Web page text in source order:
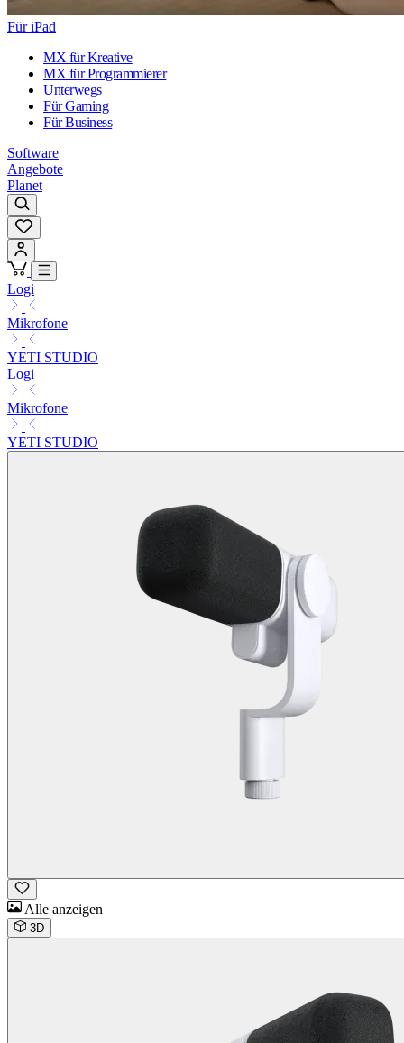
Für iPad
MX für Kreative
MX für Programmierer
Unterwegs
Für Gaming
Für Business
Software
Angebote
Planet
Logi
Mikrofone
YETI STUDIO
Logi
Mikrofone
YETI STUDIO
Alle anzeigen
3D